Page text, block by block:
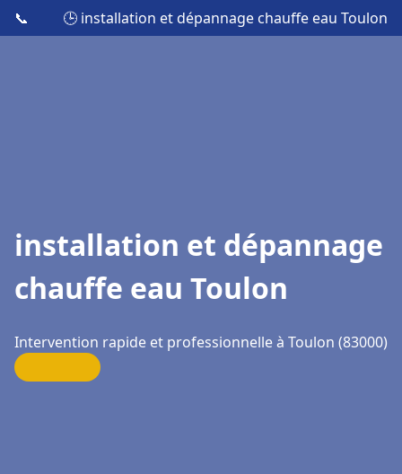
📞 🕒 installation et dépannage chauffe eau Toulon
installation et dépannage
chauffe eau Toulon
Intervention rapide et professionnelle à Toulon (83000)